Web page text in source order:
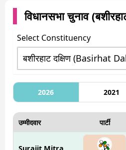
विधानसभा चुनाव (
Select Constituency
2026 2021
उम्मीदवार पार्टी